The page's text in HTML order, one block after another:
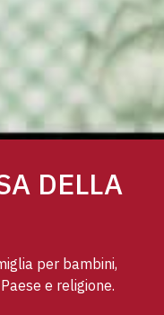
DELLA
per bambini,
e religione.